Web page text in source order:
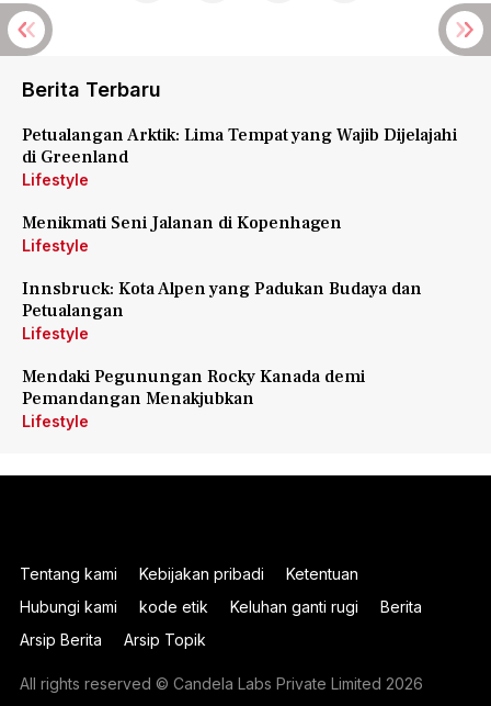
Berita Terbaru
Petualangan Arktik: Lima Tempat yang Wajib Dijelajahi
di Greenland
Lifestyle
Menikmati Seni Jalanan di Kopenhagen
Lifestyle
Innsbruck: Kota Alpen yang Padukan Budaya dan
Petualangan
Lifestyle
Mendaki Pegunungan Rocky Kanada demi
Pemandangan Menakjubkan
Lifestyle
Tentang kami Kebijakan pribadi
Ketentuan
Hubungi kami
kode etik Keluhan ganti rugi
Berita
Arsip Berita
Arsip Topik
All rights reserved © Candela Labs Private Limited 2026